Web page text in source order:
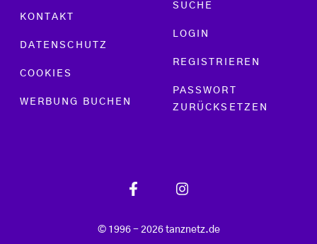
KONTAKT
DATENSCHUTZ
COOKIES
WERBUNG BUCHEN
SUCHE
LOGIN
REGISTRIEREN
PASSWORT
ZURÜCKSETZEN
© 1996 - 2026 tanznetz.de